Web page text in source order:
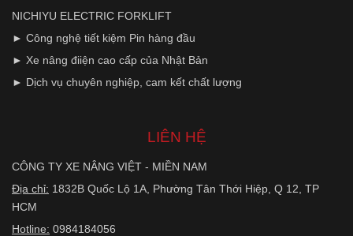
NICHIYU ELECTRIC FORKLIFT
► Công nghệ tiết kiệm Pin hàng đầu
► Xe nâng điiện cao cấp của Nhật Bản
► Dịch vụ chuyên nghiệp, cam kết chất lượng
LIÊN HỆ
CÔNG TY XE NÂNG VIỆT - MIỀN NAM
Địa chỉ: 1832B Quốc Lộ 1A, Phường Tân Thới Hiệp, Q 12, TP
HCM
Hotline: 0984184056